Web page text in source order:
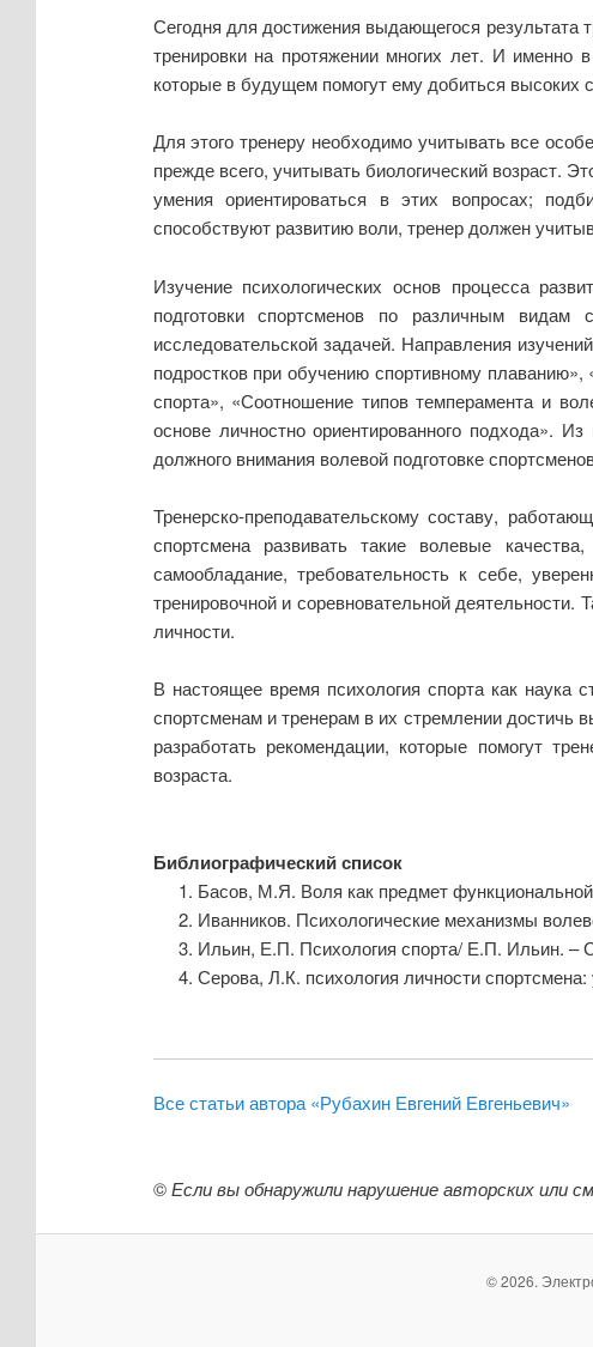
Сегодня для достижения выдающегося результата
тренировки на протяжении многих лет. И именно
которые в будущем помогут ему добиться высоких
Для этого тренеру необходимо учитывать все
прежде всего, учитывать биологический возраст.
умения ориентироваться в этих вопросах;
способствуют развитию воли, тренер должен
Изучение психологических основ процесса
подготовки спортсменов по различным видам
исследовательской задачей. Направления
подростков при обучению спортивному
спорта», «Соотношение типов темперамента и
основе личностно ориентированного подхода».
должного внимания волевой подготовке
Тренерско-преподавательскому составу,
спортсмена развивать такие волевые
самообладание, требовательность к себе,
тренировочной и соревновательной
личности.
В настоящее время психология спорта как наука
спортсменам и тренерам в их стремлении достичь
разработать рекомендации, которые помогут
возраста.
Библиографический список
Басов, М.Я. Воля как предмет
Иванников. Психологические механизмы
Ильин, Е.П. Психология спорта/ Е.П. Ильин. –
Серова, Л.К. психология личности
Все статьи автора «Рубахин Евгений Евгеньевич»
©Если вы обнаружили нарушение авторских или
© 2026.